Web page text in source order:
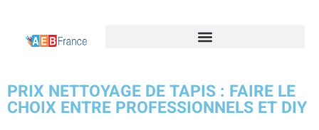
PRIX NETTOYAGE DE TAPIS : FAIRE LE
CHOIX ENTRE PROFESSIONNELS ET DIY